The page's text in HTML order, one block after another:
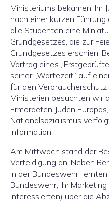
Ministeriums bekamen. Im
nach einer kurzen
alle Studenten eine
Grundgesetzes, die zur
Grundgesetzes erschien.
Vortrag eines
seiner „Wartezeit“ auf
für den
Ministerien besuchten wir
Ermordeten Juden
Nationalsozialismus
Information.
Am Mittwoch stand der
Verteidigung an. Neben
in der Bundeswehr,
Bundeswehr, ihr
Interessierten) über die